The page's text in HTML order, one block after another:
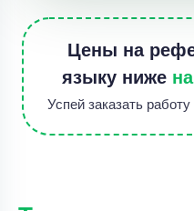
Цены на
языку ниже
Успей заказать